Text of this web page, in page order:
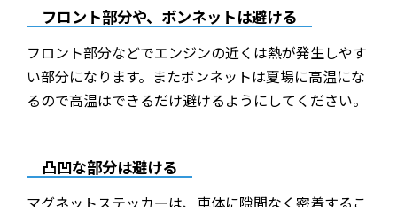
フロント部分や、ボンネットは避ける
フロント部分などでエンジンの近くは熱が発生しやす
い部分になります。またボンネットは夏場に高温にな
るので高温はできるだけ避けるようにしてください。
凸凹な部分は避ける
マグネットステッカーは、車体に隙間なく密着するこ